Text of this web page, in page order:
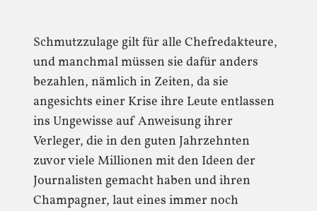
Schmutzzulage gilt für alle Chefredakteure,
und manchmal müssen sie dafür anders
bezahlen, nämlich in Zeiten, da sie
angesichts einer Krise ihre Leute entlassen
ins Ungewisse auf Anweisung ihrer
Verleger, die in den guten Jahrzehnten
zuvor viele Millionen mit den Ideen der
Journalisten gemacht haben und ihren
Champagner, laut eines immer noch